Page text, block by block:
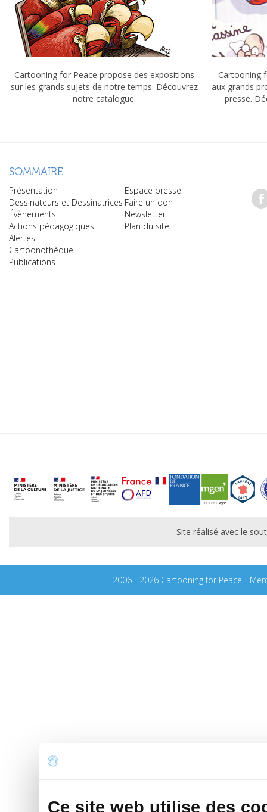
Ce site web utilise des
Cartooning for Peace propose des expositions
sur les grands sujets de notre temps. Découvrez
notre catalogue.
Cartooning
aux grands
presse.
SOMMAIRE
Présentation
Dessinateurs et Dessinatrices
Évènements
Actions pédagogiques
Alertes
Cartoonothèque
Publications
Espace presse
Faire un don
Newsletter
Plan du site
Site réalisé avec le
2006 - 2026 Cartooning for Peace -